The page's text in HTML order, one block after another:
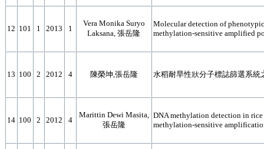
12 101 1 2013 1
Vera Monika Suryo
Laksana, 張岳隆
Molecular detection of
methylation-sensitive amplified
13 100 2 2012 4 陳榮坤,張岳隆 水稻耐旱性狀分子標誌篩選系統
14 100 2 2012 4
Marittin Dewi Masita,
張岳隆
DNA methylation detection in rice
methylation-sensitive